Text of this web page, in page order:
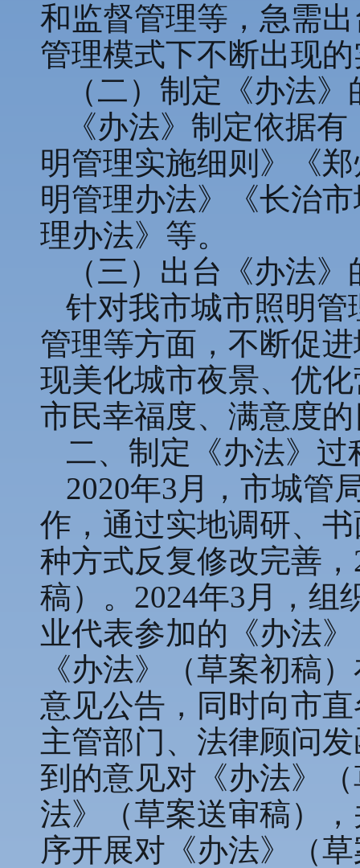
和监督管理等，急需
管理模式下不断出现
（二）制定《办法
《办法》制定依据
明管理实施细则》《
明管理办法》《长治
理办法》等。
（三）出台《办法
针对我市城市照明
管理等方面，不断促
现美化城市夜景、优
市民幸福度、满意度
二、制定《办法》过
2020年3月，市城管
作，通过实地调研、
种方式反复修改完善
稿）。2024年3月，组
业代表参加的《办法
《办法》（草案初稿
意见公告，同时向市
主管部门、法律顾问
到的意见对《办法》
法》（草案送审稿）
序开展对《办法》（